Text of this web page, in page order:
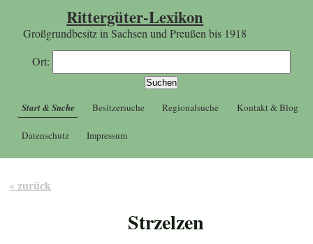
Rittergüter-Lexikon
Großgrundbesitz in Sachsen und Preußen bis 1918
Ort:
Start & Suche Besitzersuche Regionalsuche Kontakt & Blog
Datenschutz Impressum
« zurück
Strzelzen